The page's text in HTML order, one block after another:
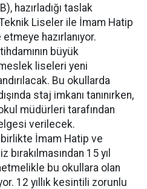
hazırladığı taslak
Liseler ile İmam Hatip
hazırlanıyor.
büyük
liseleri yeni
Bu okullarda
staj imkanı tanınırken,
müdürleri tarafından
verilecek.
İmam Hatip ve
15 yıl
bu okullara olan
12 yıllık kesintili zorunlu